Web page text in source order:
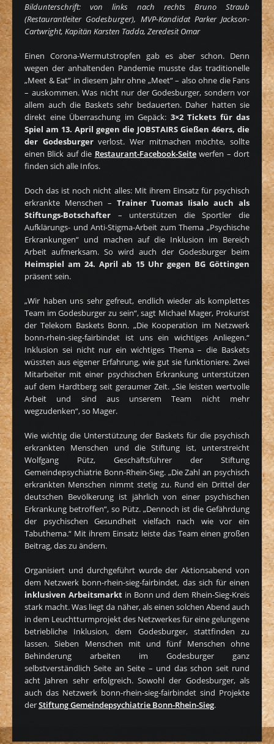
Bildunterschrift: von links nach rechts Bruno Straub
(Restaurantleiter Godesburger), MVP-Kandidat Parker Jackson-
Cartwright, Kapitän Karsten Tadda, Zeredesit Omar
Einen Corona-Wermutstropfen gab es aber schon. Denn
wegen der anhaltenden Pandemie musste das traditionelle
„Meet & Eat“ in diesem Jahr ohne „Meet“ – also ohne die Fans
– auskommen. Was nicht nur der Godesburger, sondern vor
allem auch die Baskets sehr bedauerten. Daher hatten sie
direkt eine Überraschung im Gepäck: 3×2 Tickets für das
Spiel am 13. April gegen die JOBSTAIRS Gießen 46ers, die
der Godesburgerverlost. Wer mitmachen möchte, sollte
einen Blick auf die Restaurant-Facebook-Seitewerfen – dort
finden sich alle Infos.
Doch das ist noch nicht alles: Mit ihrem Einsatz für psychisch
erkrankte Menschen – Trainer Tuomas Iisalo auch als
Stiftungs-Botschafter – unterstützen die Sportler die
Aufklärungs- und Anti-Stigma-Arbeit zum Thema „Psychische
Erkrankungen“ und machen auf die Inklusion im Bereich
Arbeit aufmerksam. So wird auch der Godesburger beim
Heimspiel am 24. April ab 15 Uhr gegen BG Göttingen
präsent sein.
„Wir haben uns sehr gefreut, endlich wieder als komplettes
Team im Godesburger zu sein“, sagt Michael Mager, Prokurist
der Telekom Baskets Bonn. „Die Kooperation im Netzwerk
bonn-rhein-sieg-fairbindet ist uns ein wichtiges Anliegen.“
Inklusion sei nicht nur ein wichtiges Thema – die Baskets
wüssten aus eigener Erfahrung, wie gut sie funktioniere. Zwei
Mitarbeiter mit einer psychischen Erkrankung unterstützen
auf dem Hardtberg seit geraumer Zeit. „Sie leisten wertvolle
Arbeit und sind aus unserem Team nicht mehr
wegzudenken“, so Mager.
Wie wichtig die Unterstützung der Baskets für die psychisch
erkrankten Menschen und die Stiftung ist, unterstreicht
Wolfgang Pütz, Geschäftsführer der Stiftung
Gemeindepsychiatrie Bonn-Rhein-Sieg. „Die Zahl an psychisch
erkrankten Menschen nimmt stetig zu. Rund ein Drittel der
deutschen Bevölkerung ist jährlich von einer psychischen
Erkrankung betroffen“, so Pütz. „Dennoch ist die Gefährdung
der psychischen Gesundheit vielfach nach wie vor ein
Tabuthema.“ Mit ihrem Einsatz leiste das Team einen großen
Beitrag, das zu ändern.
Organisiert und durchgeführt wurde der Aktionsabend von
dem Netzwerk bonn-rhein-sieg-fairbindet, das sich für einen
inklusiven Arbeitsmarktin Bonn und dem Rhein-Sieg-Kreis
stark macht. Was liegt da näher, als einen solchen Abend auch
in dem Leuchtturmprojekt des Netzwerkes für eine gelungene
betriebliche Inklusion, dem Godesburger, stattfinden zu
lassen. Sieben Menschen mit und fünf Menschen ohne
Behinderung arbeiten im Godesburger ganz
selbstverständlich Seite an Seite – und das schon seit rund
acht Jahren sehr erfolgreich. Sowohl der Godesburger, als
auch das Netzwerk bonn-rhein-sieg-fairbindet sind Projekte
derStiftung Gemeindepsychiatrie Bonn-Rhein-Sieg.